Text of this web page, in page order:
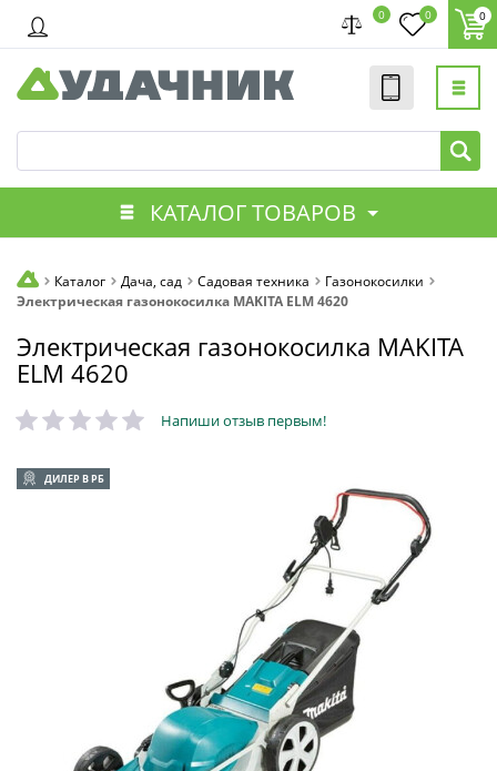
0 0 0
КАТАЛОГ ТОВАРОВ
Каталог Дача, сад Садовая техника
Газонокосилки
Электрическая газонокосилка MAKITA ELM 4620
Электрическая газонокосилка MAKITA
ELM 4620
Напиши отзыв первым!
ДИЛЕР В РБ